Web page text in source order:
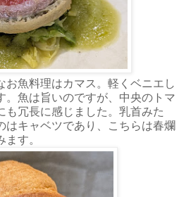
お魚料理はカマス。軽くベニエし
。魚は旨いのですが、中央のトマ
も冗長に感じました。乳首みた
はキャベツであり、こちらは春爛
す。